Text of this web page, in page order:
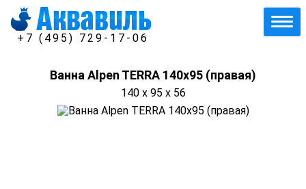
+7 (495) 729-17-06
Ванна Alpen TERRA 140x95 (правая)
140 x 95 x 56